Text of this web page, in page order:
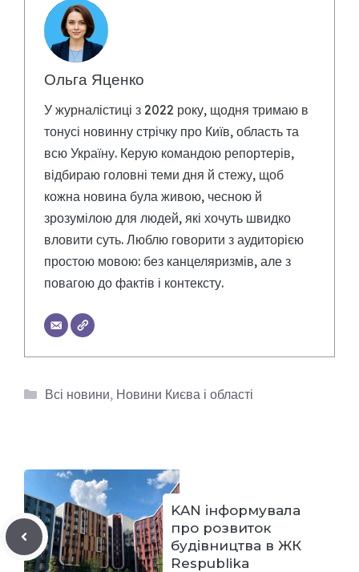
Ольга Яценко
У журналістиці з 2022 року, щодня тримаю в
тонусі новинну стрічку про Київ, область та
всю Україну. Керую командою репортерів,
відбираю головні теми дня й стежу, щоб
кожна новина була живою, чесною й
зрозумілою для людей, які хочуть швидко
вловити суть. Люблю говорити з аудиторією
простою мовою: без канцеляризмів, але з
повагою до фактів і контексту.
Категорії
Всі новини, Новини Києва і області
KAN інформувала
про розвиток
будівництва в ЖК
Respublika